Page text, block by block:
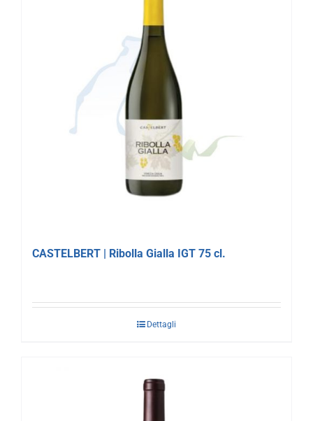
CASTELBERT | Ribolla Gialla IGT 75 cl.
Dettagli